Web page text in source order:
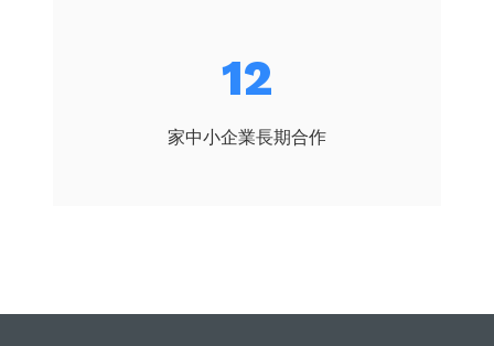
14
家中小企業長期合作